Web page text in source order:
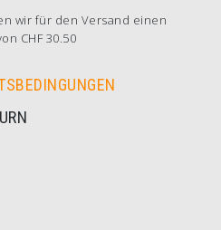
wir für den Versand einen
CHF 30.50